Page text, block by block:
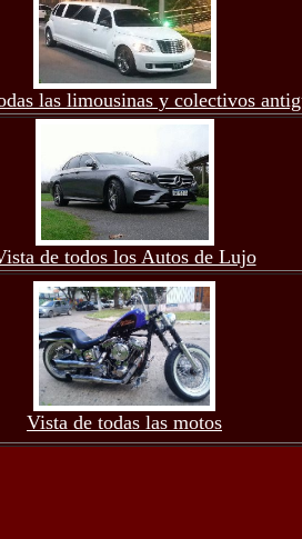
las limousinas y colectivos
de todos los Autos de Lujo
Vista de todas las motos